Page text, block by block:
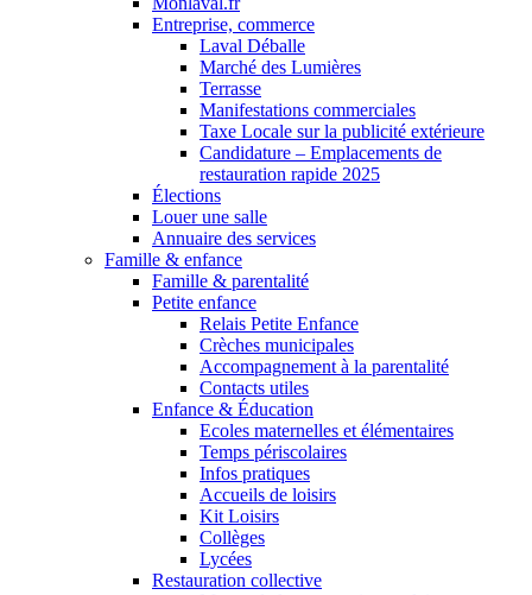
Entreprise, commerce
Laval Déballe
Marché des Lumières
Terrasse
Manifestations commerciales
Taxe Locale sur la publicité extérieure
Candidature – Emplacements de
restauration rapide 2025
Élections
Louer une salle
Annuaire des services
Famille & enfance
Famille & parentalité
Petite enfance
Relais Petite Enfance
Crèches municipales
Accompagnement à la parentalité
Contacts utiles
Enfance & Éducation
Ecoles maternelles et élémentaires
Temps périscolaires
Infos pratiques
Accueils de loisirs
Kit Loisirs
Collèges
Lycées
Restauration collective